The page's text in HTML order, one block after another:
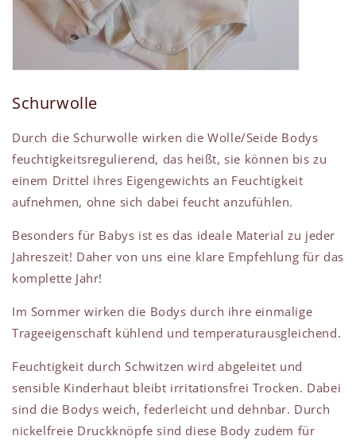
Schurwolle
Durch die Schurwolle wirken die Wolle/Seide Bodys
feuchtigkeitsregulierend, das heißt, sie können bis zu
einem Drittel ihres Eigengewichts an Feuchtigkeit
aufnehmen, ohne sich dabei feucht anzufühlen.
Besonders für Babys ist es das ideale Material zu jeder
Jahreszeit! Daher von uns eine klare Empfehlung für das
komplette Jahr!
Im Sommer wirken die Bodys durch ihre einmalige
Trageeigenschaft kühlend und temperaturausgleichend.
Feuchtigkeit durch Schwitzen wird abgeleitet und
sensible Kinderhaut bleibt irritationsfrei Trocken. Dabei
sind die Bodys weich, federleicht und dehnbar. Durch
nickelfreie Druckknöpfe sind diese Body zudem für